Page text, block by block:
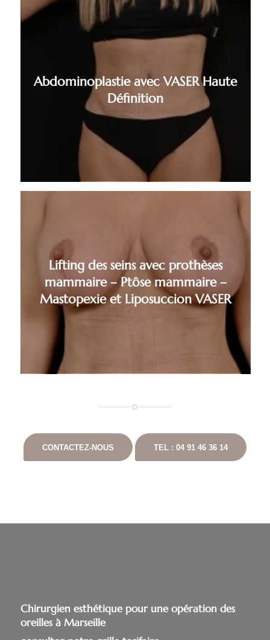
Abdominoplastie avec VASER Haute
Définition
Lifting des seins avec prothèses
mammaire – Ptôse mammaire –
Mastopexie et Liposuccion VASER
CONTACTEZ-NOUS TEL : 04 91 46 36 14
Chirurgien esthétique pour une opération des
oreilles à Marseille